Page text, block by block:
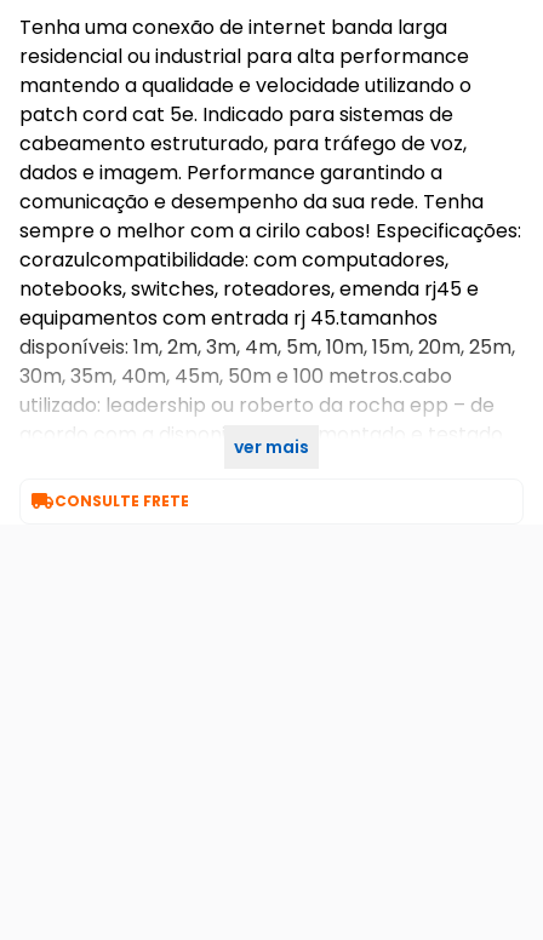
Tenha uma conexão de internet banda larga
residencial ou industrial para alta performance
mantendo a qualidade e velocidade utilizando o
patch cord cat 5e. Indicado para sistemas de
cabeamento estruturado, para tráfego de voz,
dados e imagem. Performance garantindo a
comunicação e desempenho da sua rede. Tenha
sempre o melhor com a cirilo cabos! Especificações:
corazulcompatibilidade: com computadores,
notebooks, switches, roteadores, emenda rj45 e
equipamentos com entrada rj 45.tamanhos
disponíveis: 1m, 2m, 3m, 4m, 5m, 10m, 15m, 20m, 25m,
30m, 35m, 40m, 45m, 50m e 100 metros.cabo
utilizado: leadership ou roberto da rocha epp – de
acordo com a disponibilidade.* montado e testado
ver mais
CONSULTE FRETE